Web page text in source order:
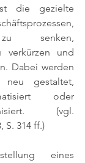
die gezielte
senken,
verkürzen und
Dabei werden
neu gestaltet,
oder
(vgl.
S. 314 ff.)
eines